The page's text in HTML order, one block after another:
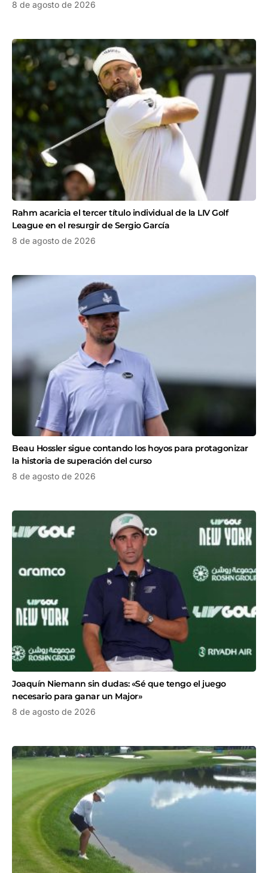
8 de agosto de 2026
Rahm acaricia el tercer título individual de la LIV Golf
League en el resurgir de Sergio García
8 de agosto de 2026
Beau Hossler sigue contando los hoyos para protagonizar
la historia de superación del curso
8 de agosto de 2026
Joaquín Niemann sin dudas: «Sé que tengo el juego
necesario para ganar un Major»
8 de agosto de 2026